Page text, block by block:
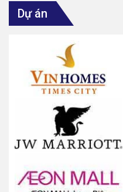
Dự án